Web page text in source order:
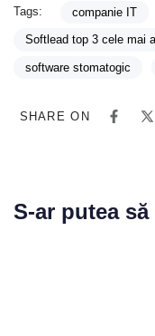
Tags: companie IT
Softlead top 3 cele mai
software stomatogic
SHARE ON
S-ar putea